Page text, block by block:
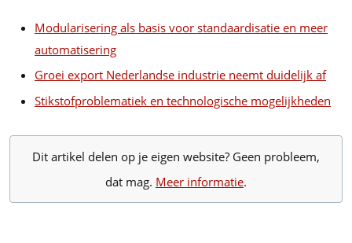
Modularisering als basis voor standaardisatie en meer
automatisering
Groei export Nederlandse industrie neemt duidelijk af
Stikstofproblematiek en technologische mogelijkheden
Dit artikel delen op je eigen website? Geen probleem,
dat mag. Meer informatie.